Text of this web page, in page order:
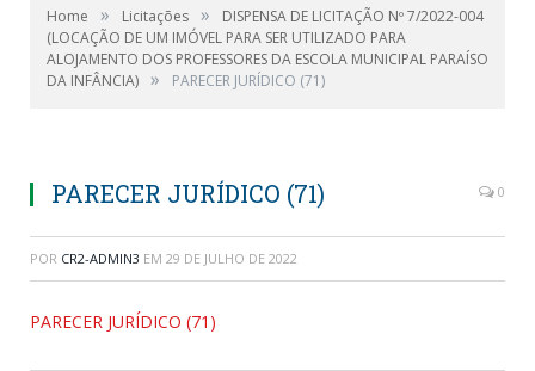
Home » Licitações »
DISPENSA DE LICITAÇÃO Nº 7/2022-004
(LOCAÇÃO DE UM IMÓVEL PARA SER UTILIZADO PARA
ALOJAMENTO DOS PROFESSORES DA ESCOLA MUNICIPAL PARAÍSO
DA INFÂNCIA) » PARECER JURÍDICO (71)
PARECER JURÍDICO (71) 0
POR CR2-ADMIN3 EM 29 DE JULHO DE 2022
PARECER JURÍDICO (71)